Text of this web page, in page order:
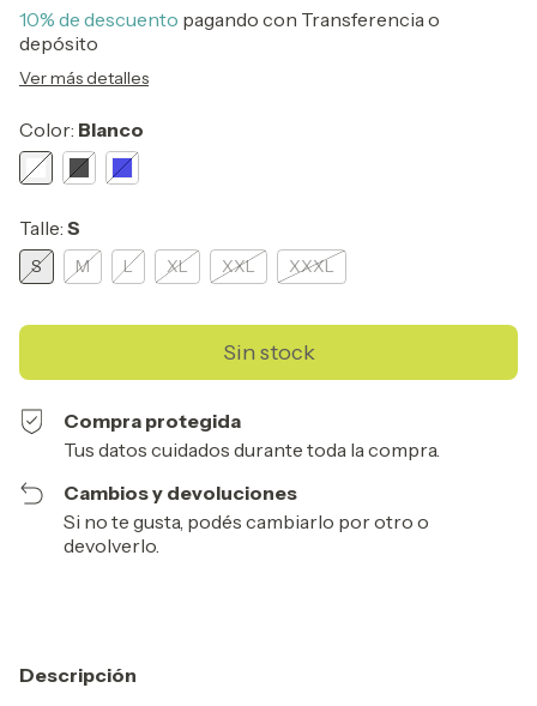
10% de descuento pagando con Transferencia o
depósito
Ver más detalles
Color: Blanco
Talle: S
S M L XL XXL XXXL
Compra protegida
Tus datos cuidados durante toda la compra.
Cambios y devoluciones
Si no te gusta, podés cambiarlo por otro o
devolverlo.
Descripción